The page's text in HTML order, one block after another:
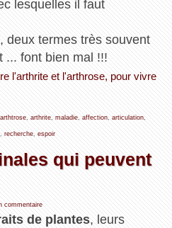
lesquelles il faut
deux termes très souvent
... font bien mal !!!
l'arthrite et l'arthrose, pour vivre
arthtrose, arthrite, maladie, affection, articulation,
, recherche, espoir
qui peuvent
commentaire
de plantes, leurs